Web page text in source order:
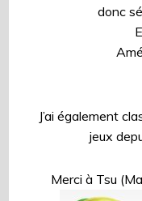
donc
J’ai également
jeux
Merci à Tsu